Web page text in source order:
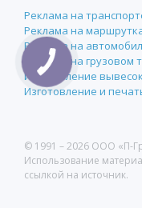
Реклама на
Реклама на
Реклама на
Реклама на грузовом
Изготовление вывесок
Изготовление и
© 1991 –2026 ООО «П-
Использование
ссылкой на источник.